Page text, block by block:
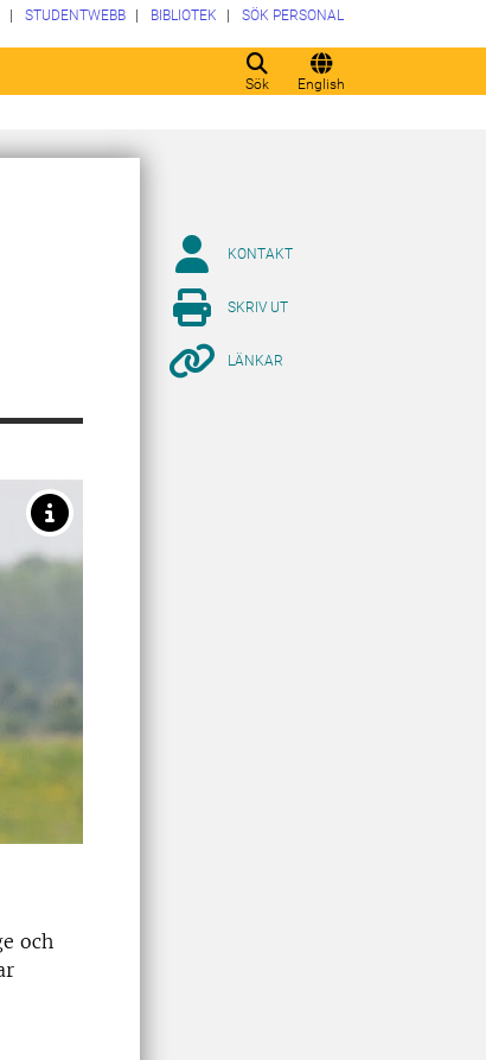
Sök English
STUDENTWEBB BIBLIOTEK SÖK PERSONAL
och
KONTAKT
SKRIV UT
LÄNKAR